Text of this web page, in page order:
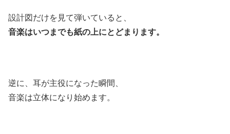
設計図だけを見て弾いていると、
音楽はいつまでも紙の上にとどまります。
逆に、耳が主役になった瞬間、
音楽は立体になり始めます。